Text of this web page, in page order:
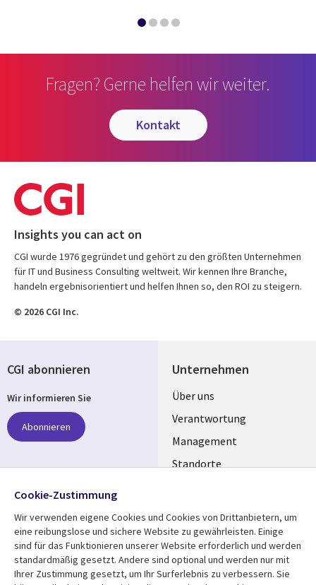
Fragen? Gerne helfen wir weiter.
kontakt
Insights you can act on
CGI wurde 1976 gegründet und gehört zu den größten Unternehmen
für IT und Business Consulting weltweit. Wir kennen Ihre Branche,
handeln ergebnisorientiert und helfen Ihnen so, den ROI zu steigern.
© 2026 CGI Inc.
Unternehmen
Useful
links
GERMANY
Über uns
Verantwortung
Management
Standorte
Mediathek Rechtliches
CGI abonnieren
Wir informieren Sie
Abonnieren
Folgen Sie uns
Social
Media
GERMANY
Cookie-Zustimmung
Wir verwenden eigene Cookies und Cookies von Drittanbietern, um
eine reibungslose und sichere Website zu gewährleisten. Einige
sind für das Funktionieren unserer Website erforderlich und werden
standardmäßig gesetzt. Andere sind optional und werden nur mit
Ihrer Zustimmung gesetzt, um Ihr Surferlebnis zu verbessern. Sie